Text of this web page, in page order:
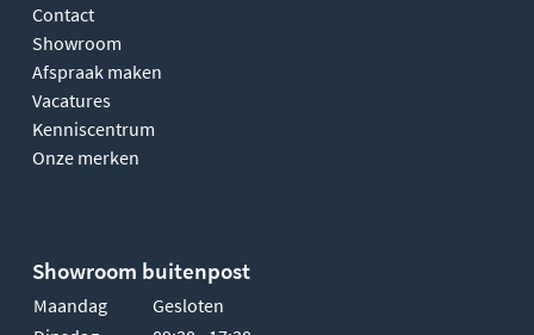
Contact
Showroom
Afspraak maken
Vacatures
Kenniscentrum
Onze merken
Showroom buitenpost
Maandag
Gesloten